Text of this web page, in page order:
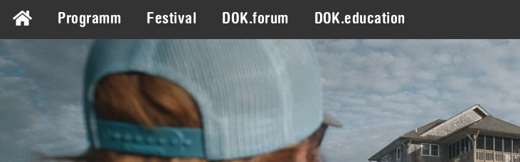
Programm Festival DOK.forum DOK.education